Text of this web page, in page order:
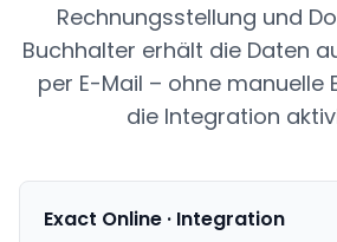
Rechnungsstellung und
Buchhalter erhält die Daten
per E-Mail – ohne manuelle
die Integration
Exact Online · Integration